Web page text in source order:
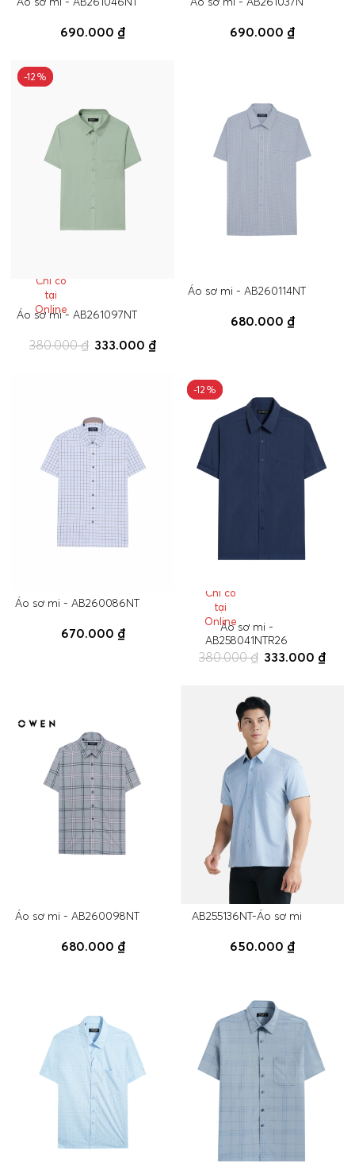
690.000 ₫ 690.000 ₫
Chỉ có
tại
Online
Áo sơ mi - AB261097NT
333.000 ₫
-12%
-12%
380.000 ₫
Áo sơ mi - AB260114NT
680.000 ₫
Áo sơ mi - AB260086NT
670.000 ₫
Chỉ có
tại
OnlineÁo sơ mi -
AB258041NTR26
333.000 ₫
-12%
-12%
380.000 ₫
Áo sơ mi - AB260098NT
680.000 ₫
AB255136NT-Áo sơ mi
650.000 ₫